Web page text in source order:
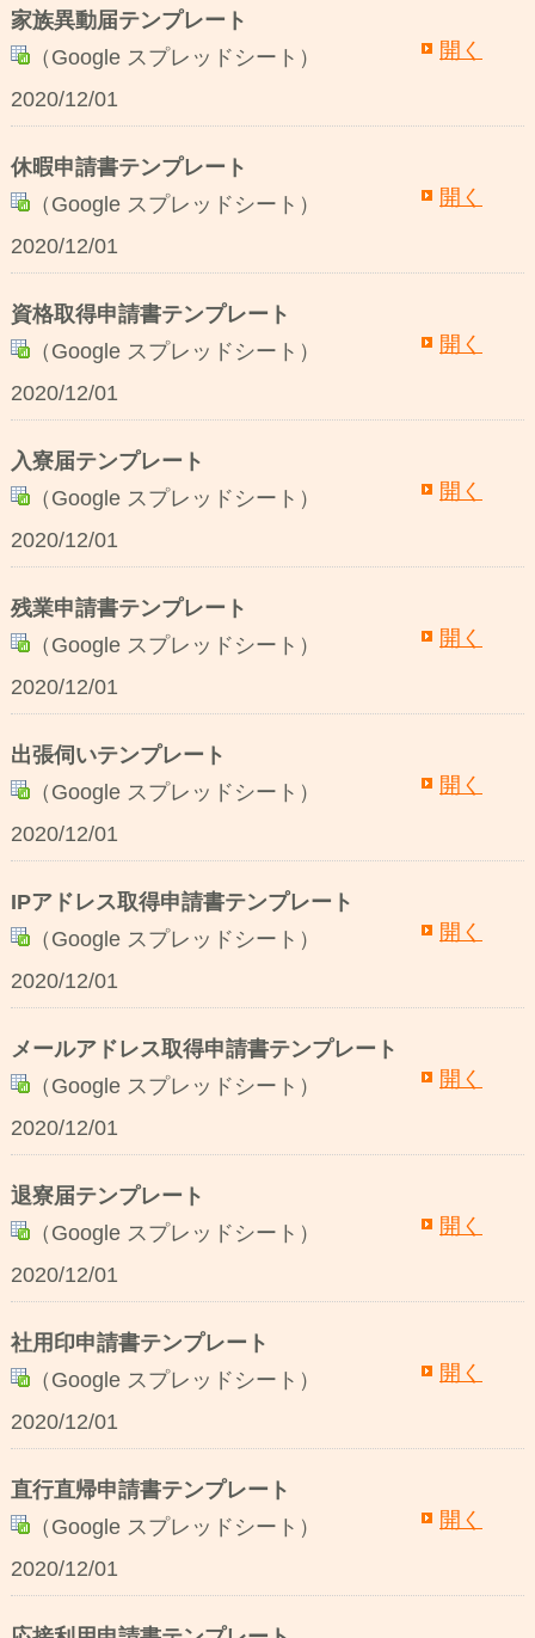
家族異動届テンプレート
（Google スプレッドシート）
開く
2020/12/01
休暇申請書テンプレート
（Google スプレッドシート）
開く
2020/12/01
資格取得申請書テンプレート
（Google スプレッドシート）
開く
2020/12/01
入寮届テンプレート
（Google スプレッドシート）
開く
2020/12/01
残業申請書テンプレート
（Google スプレッドシート）
開く
2020/12/01
出張伺いテンプレート
（Google スプレッドシート）
開く
2020/12/01
IPアドレス取得申請書テンプレート
（Google スプレッドシート）
開く
2020/12/01
メールアドレス取得申請書テンプレート
（Google スプレッドシート）
開く
2020/12/01
退寮届テンプレート
（Google スプレッドシート）
開く
2020/12/01
社用印申請書テンプレート
（Google スプレッドシート）
開く
2020/12/01
直行直帰申請書テンプレート
（Google スプレッドシート）
開く
2020/12/01